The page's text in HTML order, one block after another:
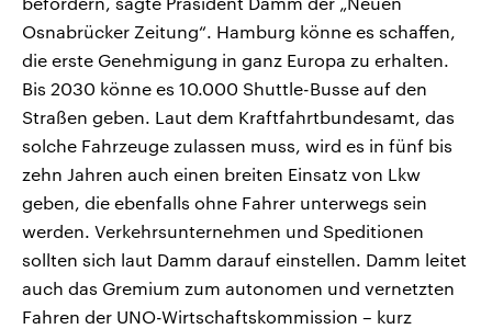
Osnabrücker Zeitung“. Hamburg könne es schaffen,
die erste Genehmigung in ganz Europa zu erhalten.
Bis 2030 könne es 10.000 Shuttle-Busse auf den
Straßen geben. Laut dem Kraftfahrtbundesamt, das
solche Fahrzeuge zulassen muss, wird es in fünf bis
zehn Jahren auch einen breiten Einsatz von Lkw
geben, die ebenfalls ohne Fahrer unterwegs sein
werden. Verkehrsunternehmen und Speditionen
sollten sich laut Damm darauf einstellen. Damm leitet
auch das Gremium zum autonomen und vernetzten
Fahren der UNO-Wirtschaftskommission – kurz